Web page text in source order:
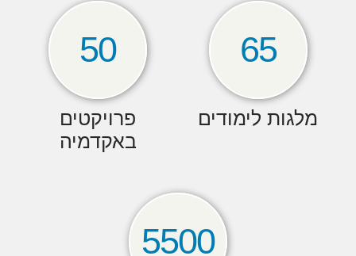
65
מלגות לימודים
50
פרויקטים
באקדמיה
5500